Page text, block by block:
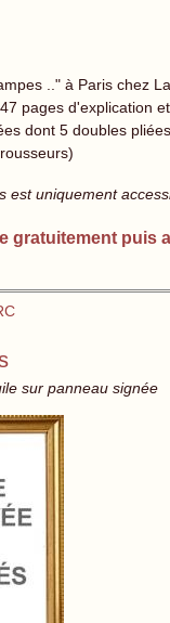
.." à Paris chez
pages d'explication
dont 5 doubles
est uniquement
gratuitement puis
sur panneau signée